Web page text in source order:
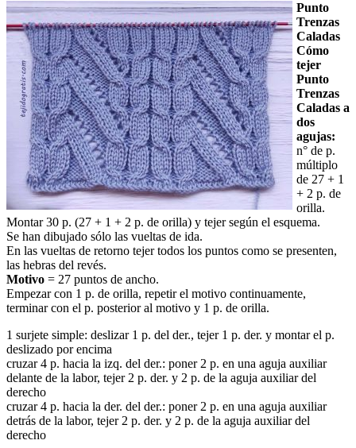
Punto
Trenzas
Caladas
Cómo
tejer
Punto
Trenzas
Caladas a
dos
agujas:
n° de p.
múltiplo
de 27 + 1
+ 2 p. de
orilla.
Montar 30 p. (27 + 1 + 2 p. de orilla) y tejer según el esquema.
Se han dibujado sólo las vueltas de ida.
En las vueltas de retorno tejer todos los puntos como se presenten,
las hebras del revés.
Motivo = 27 puntos de ancho.
Empezar con 1 p. de orilla, repetir el motivo continuamente,
terminar con el p. posterior al motivo y 1 p. de orilla.
1 surjete simple: deslizar 1 p. del der., tejer 1 p. der. y montar el p.
deslizado por encima
cruzar 4 p. hacia la izq. del der.: poner 2 p. en una aguja auxiliar
delante de la labor, tejer 2 p. der. y 2 p. de la aguja auxiliar del
derecho
cruzar 4 p. hacia la der. del der.: poner 2 p. en una aguja auxiliar
detrás de la labor, tejer 2 p. der. y 2 p. de la aguja auxiliar del
derecho